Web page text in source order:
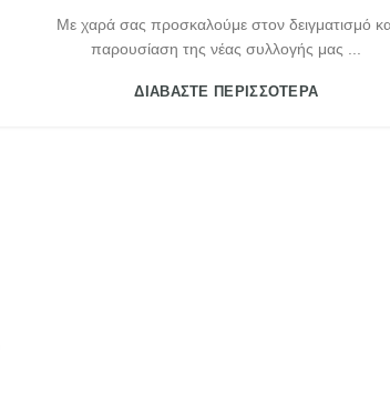
Με χαρά σας προσκαλούμε στον δειγματισμό
παρουσίαση της νέας συλλογής μας ...
ΔΙΑΒΑΣΤΕ ΠΕΡΙΣΣΟΤΕΡΑ